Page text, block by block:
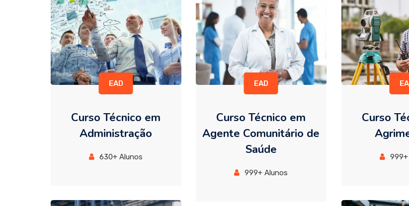
EAD
Curso Técnico em
Administração
630+ Alunos
EAD
Curso Técnico em
Agente Comunitário de
Saúde
999+ Alunos
Curso